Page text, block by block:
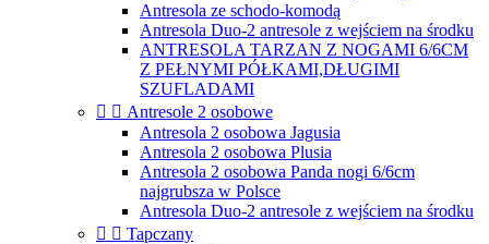
Antresola ze schodo-komodą
Antresola Duo-2 antresole z wejściem na środku
ANTRESOLA TARZAN Z NOGAMI 6/6CM
Z PEŁNYMI PÓŁKAMI,DŁUGIMI
SZUFLADAMI
  Antresole 2 osobowe
Antresola 2 osobowa Jagusia
Antresola 2 osobowa Plusia
Antresola 2 osobowa Panda nogi 6/6cm
najgrubsza w Polsce
Antresola Duo-2 antresole z wejściem na środku
  Tapczany